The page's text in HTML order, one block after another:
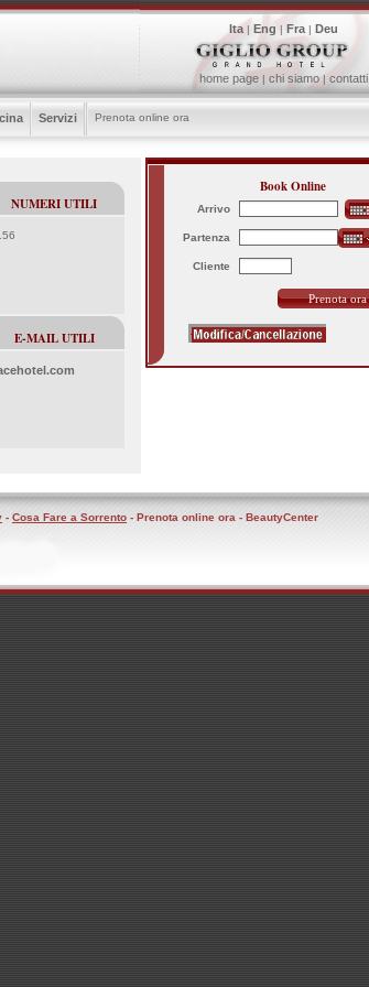
Ita| Eng | Fra| Deu
home page| chi siamo| contatti
Servizi Prenota online ora
NUMERI UTILI
E-MAIL UTILI
Book Online
Arrivo
Partenza
Cliente
- Cosa Fare a Sorrento - Prenota online ora - BeautyCenter